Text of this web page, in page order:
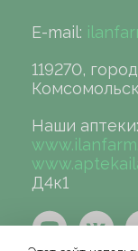
E-mail:
119270,
Наши аптеки:
Д4к1